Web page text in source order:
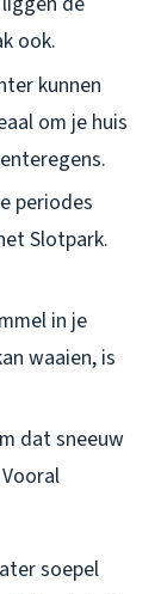
ook.
kunnen
om je huis
periodes
Slotpark.
in je
waaien, is
dat sneeuw
soepel